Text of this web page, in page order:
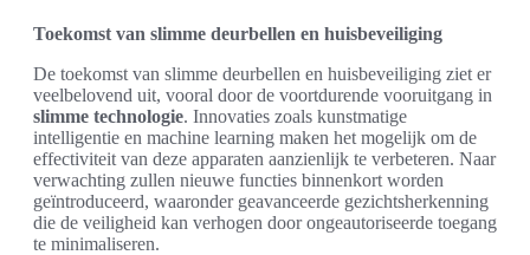
Toekomst van slimme deurbellen en huisbeveiliging
De toekomst van slimme deurbellen en huisbeveiliging ziet er
veelbelovend uit, vooral door de voortdurende vooruitgang in
slimme technologie. Innovaties zoals kunstmatige
intelligentie en machine learning maken het mogelijk om de
effectiviteit van deze apparaten aanzienlijk te verbeteren. Naar
verwachting zullen nieuwe functies binnenkort worden
geïntroduceerd, waaronder geavanceerde gezichtsherkenning
die de veiligheid kan verhogen door ongeautoriseerde toegang
te minimaliseren.